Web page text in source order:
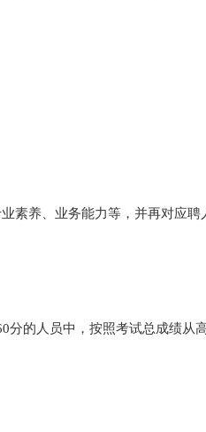
素养、业务能力等，并再对应聘
分的人员中，按照考试总成绩从